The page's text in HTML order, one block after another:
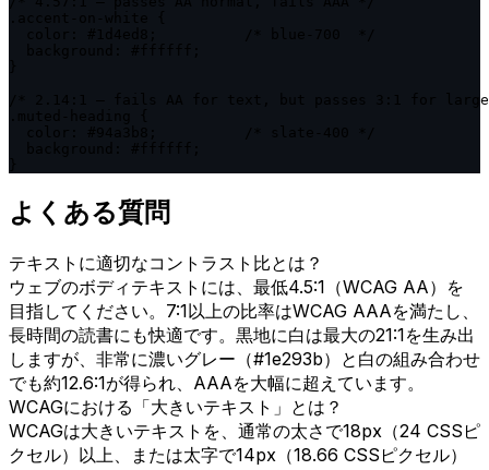
/* 2.14:1 — fails AA for text, but passes 3:1 for
よくある質問
テキストに適切なコントラスト比とは？
ウェブのボディテキストには、最低4.5:1（WCAG AA）を
目指してください。7:1以上の比率はWCAG AAAを満たし、
長時間の読書にも快適です。黒地に白は最大の21:1を生み出
しますが、非常に濃いグレー（#1e293b）と白の組み合わせ
でも約12.6:1が得られ、AAAを大幅に超えています。
WCAGにおける「大きいテキスト」とは？
WCAGは大きいテキストを、通常の太さで18px（24 CSSピ
クセル）以上、または太字で14px（18.66 CSSピクセル）